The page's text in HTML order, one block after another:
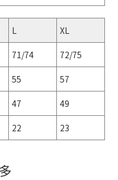
L XL
71/74 72/75
55 57
47 49
22 23